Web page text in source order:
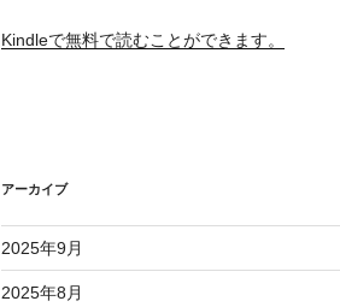
Kindleで無料で読むことができます。
アーカイブ
2025年9月
2025年8月